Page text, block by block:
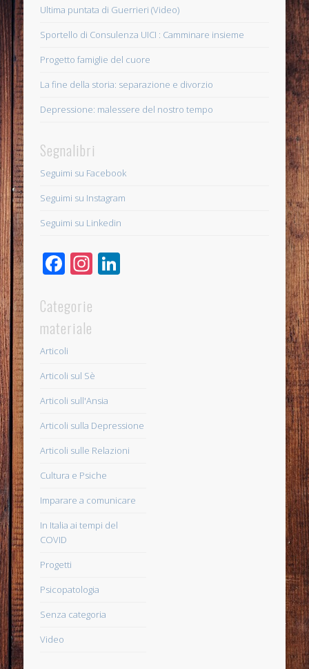
Ultima puntata di Guerrieri (Video)
Sportello di Consulenza UICI : Camminare insieme
Progetto famiglie del cuore
La fine della storia: separazione e divorzio
Depressione: malessere del nostro tempo
Segnalibri
Seguimi su Facebook
Seguimi su Instagram
Seguimi su Linkedin
Facebook
Instagram
Categorie
materiale
Articoli
Articoli sul Sè
Articoli sull'Ansia
Articoli sulla Depressione
Articoli sulle Relazioni
Cultura e Psiche
Imparare a comunicare
In Italia ai tempi del
COVID
Progetti
Psicopatologia
Senza categoria
Video